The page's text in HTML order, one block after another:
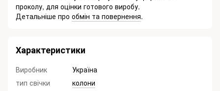
проколу, для оцінки готового виробу.
Детальніше про обмін та повернення.
Характеристики
Виробник
Україна
тип свічки
колони